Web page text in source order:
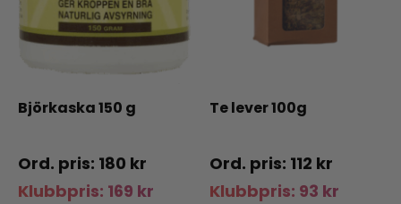
Björkaska 150 g
180 kr
Klubbpris: 169 kr
Te lever 100g
112 kr
Klubbpris: 93 kr